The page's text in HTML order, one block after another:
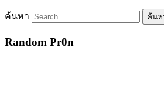
ค้นหา
Random Pr0n